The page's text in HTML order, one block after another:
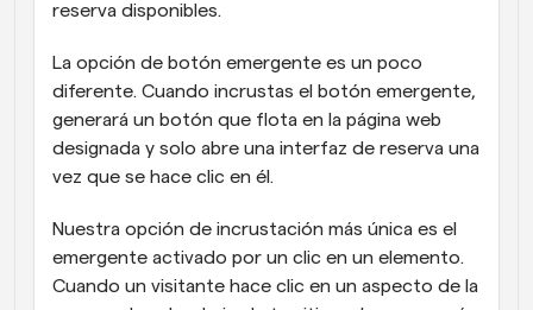
reserva disponibles.
La opción de botón emergente es un poco
diferente. Cuando incrustas el botón emergente,
generará un botón que flota en la página web
designada y solo abre una interfaz de reserva una
vez que se hace clic en él.
Nuestra opción de incrustación más única es el
emergente activado por un clic en un elemento.
Cuando un visitante hace clic en un aspecto de la